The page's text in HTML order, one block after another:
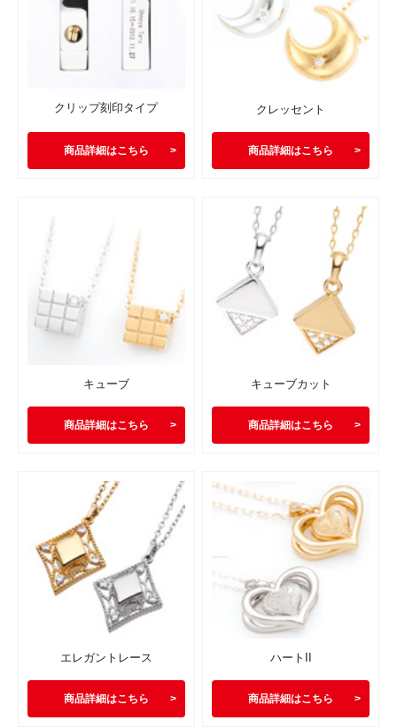
クリップ刻印タイプ
商品詳細はこちら
クレッセント
商品詳細はこちら
キューブ
商品詳細はこちら
キューブカット
商品詳細はこちら
エレガントレース
商品詳細はこちら
ハートII
商品詳細はこちら